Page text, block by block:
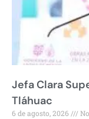
Jefa Clara
Tláhuac
6 de agosto, 2026